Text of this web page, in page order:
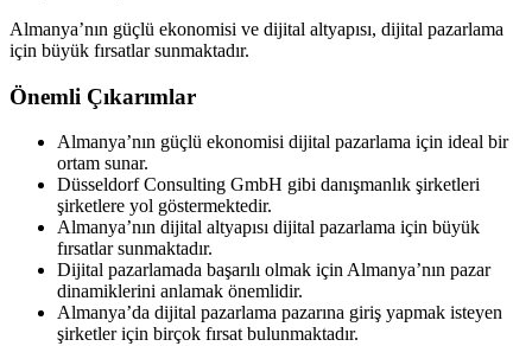
Almanya’nın güçlü ekonomisi ve dijital altyapısı, dijital pazarlama
için büyük fırsatlar sunmaktadır.
Önemli Çıkarımlar
Almanya’nın güçlü ekonomisi dijital pazarlama için ideal bir
ortam sunar.
Düsseldorf Consulting GmbH gibi danışmanlık şirketleri
şirketlere yol göstermektedir.
Almanya’nın dijital altyapısı dijital pazarlama için büyük
fırsatlar sunmaktadır.
Dijital pazarlamada başarılı olmak için Almanya’nın pazar
dinamiklerini anlamak önemlidir.
Almanya’da dijital pazarlama pazarına giriş yapmak isteyen
şirketler için birçok fırsat bulunmaktadır.